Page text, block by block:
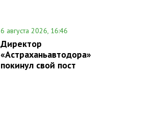
6 августа 2026, 16:46
Директор
«Астраханьавтодора»
покинул свой пост